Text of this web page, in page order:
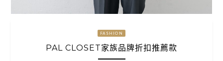
FASHION
PAL CLOSET家族品牌折扣推薦款